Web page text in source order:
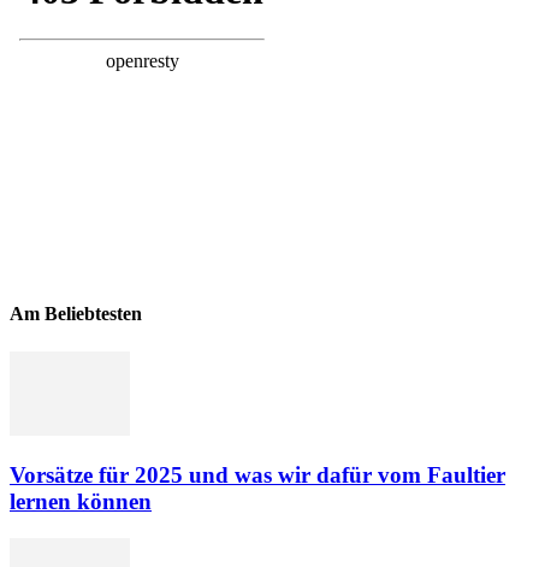
Am Beliebtesten
Vorsätze für 2025 und was wir dafür vom Faultier
lernen können